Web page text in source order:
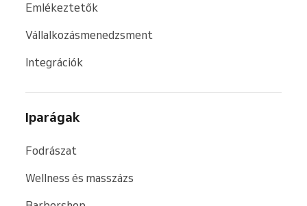
Emlékeztetők
Vállalkozásmenedzsment
Integrációk
Iparágak
Fodrászat
Wellness és masszázs